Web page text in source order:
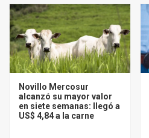
Novillo Mercosur
alcanzó su mayor valor
en siete semanas: llegó a
US$ 4,84 a la carne